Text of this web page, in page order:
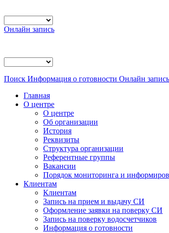
Онлайн запись
Поиск Информация о готовности Онлайн запись
Главная
О центре
О центре
Об организации
История
Реквизиты
Структура организации
Референтные группы
Вакансии
Порядок мониторинга и
Клиентам
Клиентам
Запись на прием и выдачу СИ
Оформление заявки на поверку СИ
Запись на поверку водосчетчиков
Информация о готовности